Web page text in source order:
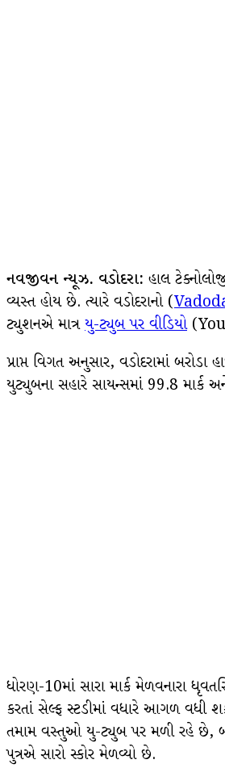
નવજીવન ન્યૂઝ. વડોદરા: હાલ
વ્યસ્ત હોય છે. ત્યારે વડોદરાનો (
ટ્યુશનએ માત્રયુ-ટ્યુબ પર વીડિયો
પ્રાપ્ત વિગત અનુસાર, વડોદરામાં બરોડા
યુટ્યુબના સહારે સાયન્સમાં 99.8 માર્ક
ધોરણ-10માં સારા માર્ક મેળવનારા
કરતાં સેલ્ફ સ્ટડીમાં વધારે આગળ વધી
તમામ વસ્તુઓ યુ-ટ્યુબ પર મળી રહે છે, બસ
પુત્રએ સારો સ્કોર મેળવ્યો છે.